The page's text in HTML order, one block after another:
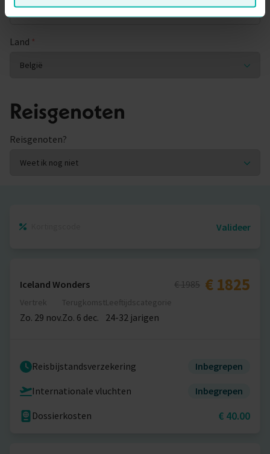
Land *
Reisgenoten
Reisgenoten?
Iceland Wonders € 1985 € 1825
Vertrek
Zo. 29 nov.
Terugkomst
Zo. 6 dec.
Leeftijdscategorie
24-32 jarigen
Reisbijstandsverzekering Inbegrepen
Internationale vluchten Inbegrepen
Dossierkosten € 40.00
Valideer